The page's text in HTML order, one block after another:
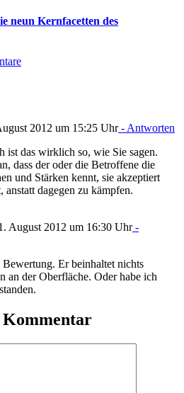
neun Kernfacetten des
2012 um 15:25 Uhr- Antworten
ist das wirklich so, wie Sie sagen.
dass der oder die Betroffene die
und Stärken kennt, sie akzeptiert
anstatt dagegen zu kämpfen.
August 2012 um 16:30 Uhr-
Er beinhaltet nichts
an der Oberfläche. Oder habe ich
Kommentar